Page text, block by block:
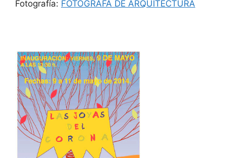
Fotografía: FOTÓGRAFA DE ARQUITECTURA